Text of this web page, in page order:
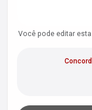
Você pode editar